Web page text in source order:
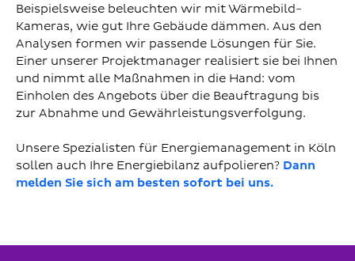
Beispielsweise beleuchten wir mit Wärmebild-
Kameras, wie gut Ihre Gebäude dämmen. Aus den
Analysen formen wir passende Lösungen für Sie.
Einer unserer Projektmanager realisiert sie bei Ihnen
und nimmt alle Maßnahmen in die Hand: vom
Einholen des Angebots über die Beauftragung bis
zur Abnahme und Gewährleistungsverfolgung.
Unsere Spezialisten für Energiemanagement in Köln
sollen auch Ihre Energiebilanz aufpolieren? Dann
melden Sie sich am besten sofort bei uns.